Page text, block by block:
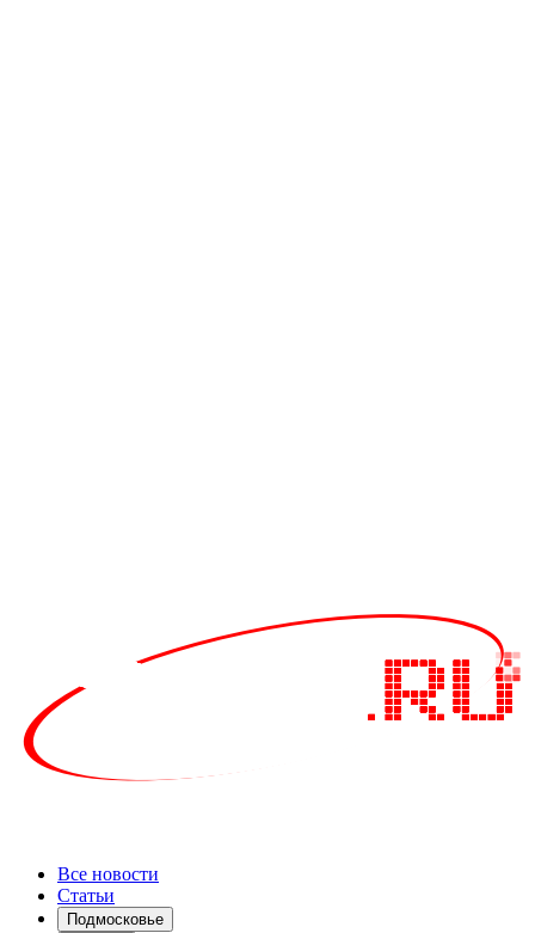
Все новости
Статьи
Подмосковье